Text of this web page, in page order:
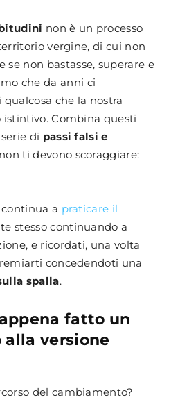
non è un processo
vergine, di cui non
se non bastasse, superare e
che da anni ci
che la nostra
Combina questi
di passi falsi e
ti devono scoraggiare:
a praticare il
stesso continuando a
e ricordati, una volta
concedendoti una
spalla.
fatto un
versione
del cambiamento?